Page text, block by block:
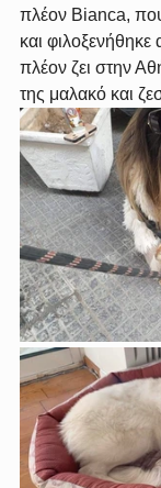
πλέον Bianca,
και φιλοξενήθηκε
πλέον ζει στην
της μαλακό και